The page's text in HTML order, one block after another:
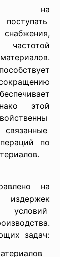
на
снабжения,
частотой
этой
по
на
условий
задач: